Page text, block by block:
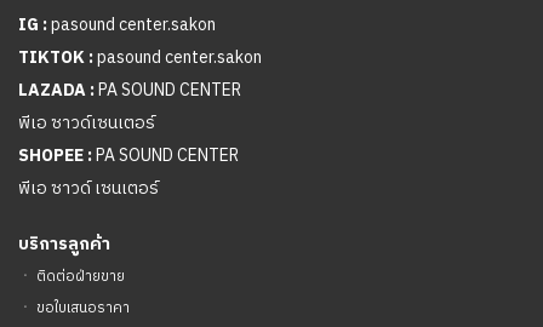
IG :pasound center.sakon
TIKTOK :pasound center.sakon
LAZADA :PA SOUND CENTER
พีเอ ซาวด์เซนเตอร์
SHOPEE :PA SOUND CENTER
พีเอ ซาวด์ เซนเตอร์
บริการลูกค้า
ㆍ ติดต่อฝ่ายขาย
ㆍ ขอใบเสนอราคา